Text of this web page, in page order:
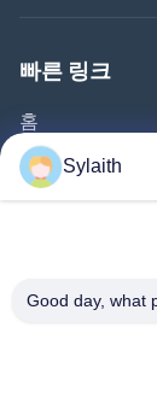
빠른 링크
홈
제품 소개
동영상
공장 투어
Sylaith
Good day, what